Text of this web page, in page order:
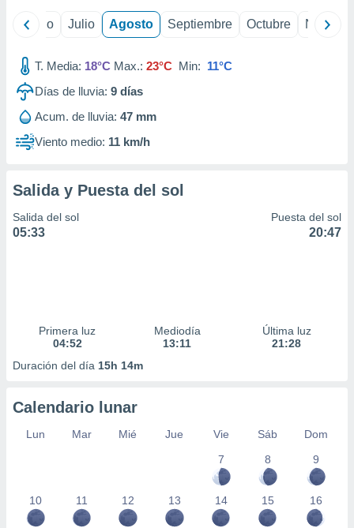
e
mediante
publicidad
de
Junio Julio Agosto Septiembre Octubre
T. Media: 18°C Max.: 23°C Min: 11°C
Días de lluvia: 9 días
Acum. de lluvia: 47 mm
Viento medio: 11 km/h
Salida y Puesta del sol
Salida del sol
05:33
Puesta del sol
20:47
Primera luz
04:52
Mediodía
13:11
Última luz
21:28
Duración del día 15h 14m
Calendario lunar
Lun Mar Mié Jue Vie Sáb
Dom
7
8 9
10 11 12 13 14 15 16